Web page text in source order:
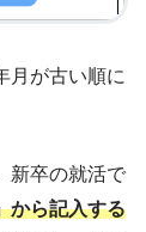
月が古い順に
新卒の就活で
から記入する